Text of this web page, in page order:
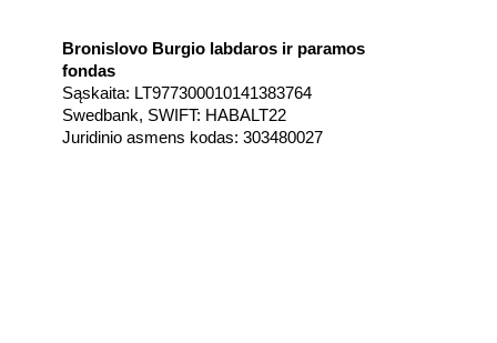
Bronislovo Burgio labdaros ir paramos
fondas
Sąskaita: LT977300010141383764
Swedbank, SWIFT: HABALT22
Juridinio asmens kodas: 303480027